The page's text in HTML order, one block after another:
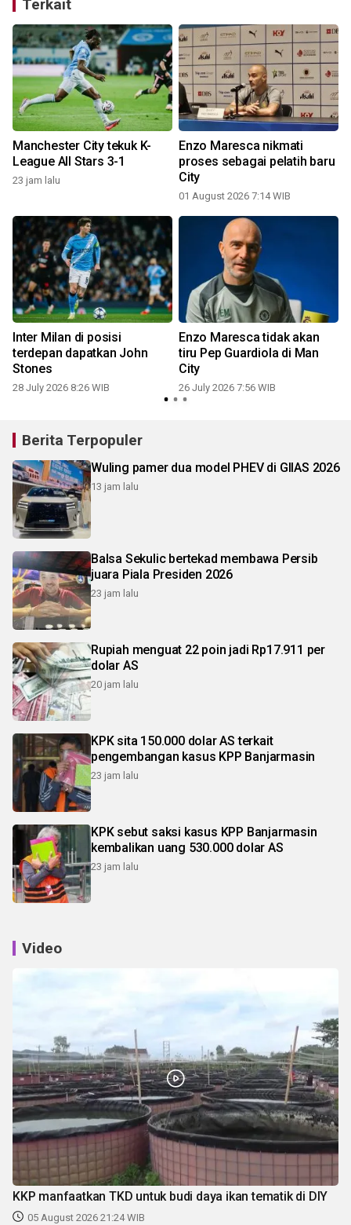
Terkait
Manchester City tekuk K-
League All Stars 3-1
23 jam lalu
Enzo Maresca nikmati
proses sebagai pelatih baru
City
01 August 2026 7:14 WIB
Inter Milan di posisi
terdepan dapatkan John
Stones
28 July 2026 8:26 WIB
Enzo Maresca tidak akan
tiru Pep Guardiola di Man
City
26 July 2026 7:56 WIB
Berita Terpopuler
Wuling pamer dua model PHEV di GIIAS 2026
13 jam lalu
Balsa Sekulic bertekad membawa Persib
juara Piala Presiden 2026
23 jam lalu
Rupiah menguat 22 poin jadi Rp17.911 per
dolar AS
20 jam lalu
KPK sita 150.000 dolar AS terkait
pengembangan kasus KPP Banjarmasin
23 jam lalu
KPK sebut saksi kasus KPP Banjarmasin
kembalikan uang 530.000 dolar AS
23 jam lalu
Video
KKP manfaatkan TKD untuk budi daya ikan tematik di DIY
05 August 2026 21:24 WIB